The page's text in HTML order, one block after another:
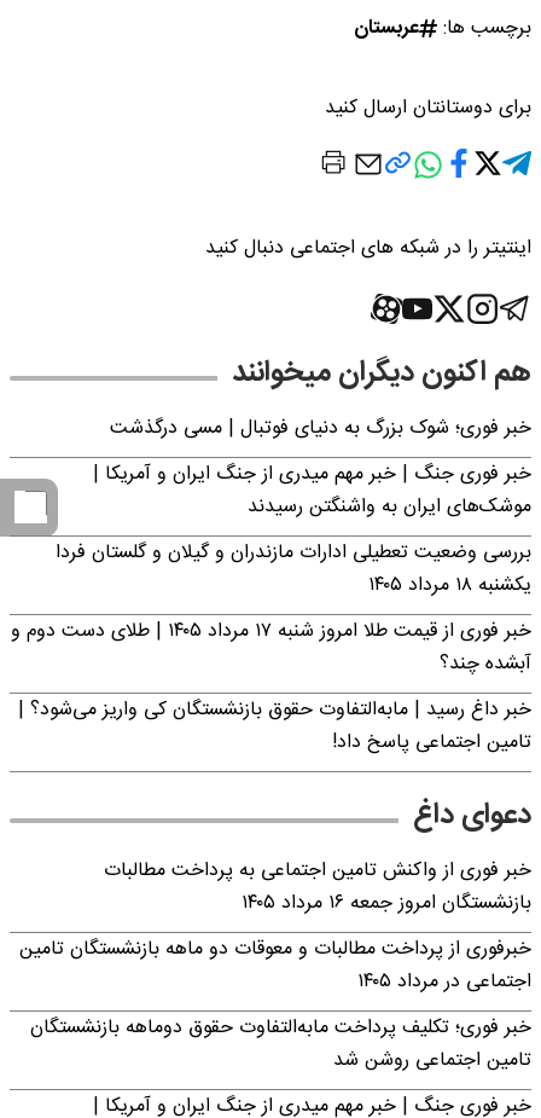
برچسب ها: عربستان
برای دوستانتان ارسال کنید
اینتیتر را در شبکه های اجتماعی دنبال کنید
هم اکنون دیگران میخوانند
خبر فوری؛‌ شوک بزرگ به دنیای فوتبال | مسی درگذشت
خبر فوری جنگ | خبر مهم میدری از جنگ ایران و آمریکا |
موشک‌های ایران به واشنگتن رسیدند
بررسی وضعیت تعطیلی ادارات مازندران و گیلان و گلستان فردا
یکشنبه ۱۸ مرداد ۱۴۰۵
خبر فوری از قیمت طلا امروز شنبه ۱۷ مرداد ۱۴۰۵ | طلای دست دوم و
آبشده چند؟
خبر داغ رسید | مابه‌التفاوت حقوق بازنشستگان کی واریز می‌شود؟ |
تامین اجتماعی پاسخ داد!
دعوای داغ
خبر فوری از واکنش تامین اجتماعی به پرداخت مطالبات
بازنشستگان امروز جمعه ۱۶ مرداد ۱۴۰۵
خبرفوری از پرداخت مطالبات و معوقات دو ماهه بازنشستگان تامین
اجتماعی در مرداد ۱۴۰۵
خبر فوری؛ تکلیف پرداخت مابه‌التفاوت حقوق دوماهه بازنشستگان
تامین اجتماعی روشن شد
خبر فوری جنگ | خبر مهم میدری از جنگ ایران و آمریکا |